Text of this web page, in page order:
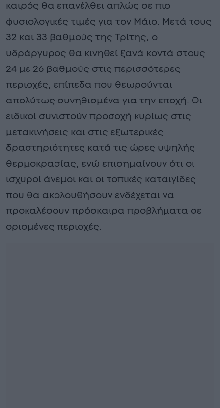
καιρός θα επανέλθει απλώς σε πιο
φυσιολογικές τιμές για τον Μάιο. Μετά τους
32 και 33 βαθμούς της Τρίτης, ο
υδράργυρος θα κινηθεί ξανά κοντά στους
24 με 26 βαθμούς στις περισσότερες
περιοχές, επίπεδα που θεωρούνται
απολύτως συνηθισμένα για την εποχή. Οι
ειδικοί συνιστούν προσοχή κυρίως στις
μετακινήσεις και στις εξωτερικές
δραστηριότητες κατά τις ώρες υψηλής
θερμοκρασίας, ενώ επισημαίνουν ότι οι
ισχυροί άνεμοι και οι τοπικές καταιγίδες
που θα ακολουθήσουν ενδέχεται να
προκαλέσουν πρόσκαιρα προβλήματα σε
ορισμένες περιοχές.